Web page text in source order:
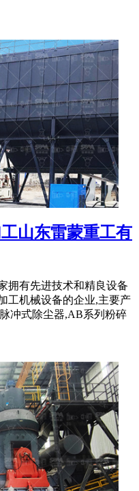
山东雷蒙重工有
拥有先进技术和精良设备
工机械设备的企业,主要产
冲式除尘器,AB系列粉碎